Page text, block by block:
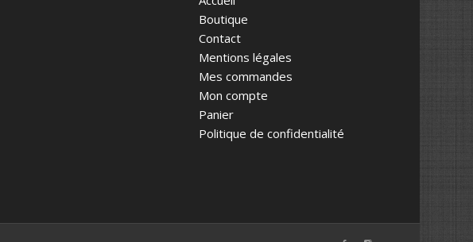
Boutique
Contact
Mentions légales
Mes commandes
Mon compte
Panier
Politique de confidentialité